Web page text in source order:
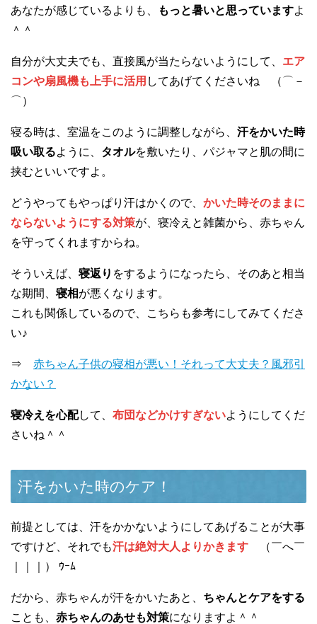
あなたが感じているよりも、 もっと暑いと思っていますよ
＾＾
自分が大丈夫でも、直接風が当たらないようにして、 エア
コンや扇風機も上手に活用 してあげてくださいね （⌒－
⌒）
寝る時は、室温をこのように調整しながら、 汗をかいた時
吸い取るように、 タオルを敷いたり、パジャマと肌の間に
挟むといいですよ。
どうやってもやっぱり汗はかくので、 かいた時そのままに
ならないようにする対策が、寝冷えと雑菌から、赤ちゃん
を守ってくれますからね。
そういえば、 寝返り をするようになったら、そのあと相当
な期間、 寝相が悪くなります。
これも関係しているので、こちらも参考にしてみてくださ
い♪
⇒ 赤ちゃん子供の寝相が悪い！それって大丈夫？風邪引
かない？
寝冷えを心配して、 布団などかけすぎないようにしてくだ
さいね＾＾
汗をかいた時のケア！
前提としては、汗をかかないようにしてあげることが大事
ですけど、それでも汗は絶対大人よりかきます （￣へ￣
｜｜｜） ｳｰﾑ
だから、赤ちゃんが汗をかいたあと、 ちゃんとケアをする
ことも、 赤ちゃんのあせも対策になりますよ＾＾